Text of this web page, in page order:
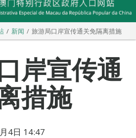
新闻 旅游局口岸宣传通关免隔离措施
岸宣传通
措施
4日 14:47